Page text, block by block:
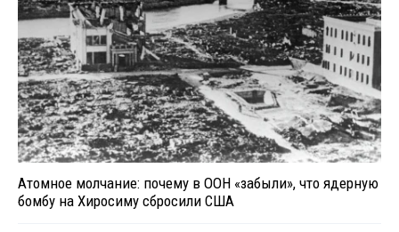
Атомное молчание: почему в ООН «забыли», что ядерную
бомбу на Хиросиму сбросили США